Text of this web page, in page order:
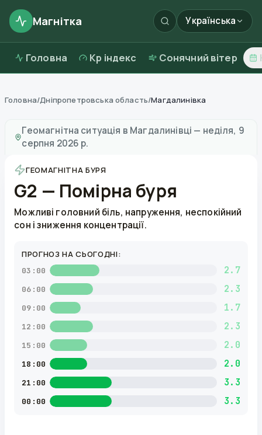
Магнітка Українська
Головна Kp індекс Сонячний вітер
Головна/Дніпропетровська область/Магдалинівка
Геомагнітна ситуація в Магдалинівці — неділя, 9
серпня 2026 р.
ГЕОМАГНІТНА БУРЯ
G2 — Помірна буря
Можливі головний біль, напруження, неспокійний
сон і зниження концентрації.
ПРОГНОЗ НА СЬОГОДНІ:
03:00 2.7
06:00 2.3
09:00 1.7
12:00 2.3
15:00 2.0
18:00 2.0
21:00 3.3
00:00 3.3